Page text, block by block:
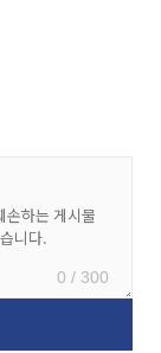
0 / 300